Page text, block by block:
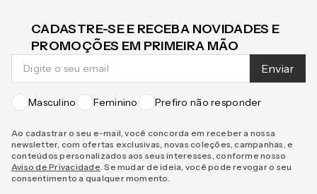
CADASTRE-SE E RECEBA NOVIDADES E
PROMOÇÕES EM PRIMEIRA MÃO
Enviar
Masculino Feminino Prefiro não responder
Ao cadastrar o seu e-mail, você concorda em receber a nossa
newsletter, com ofertas exclusivas, novas coleções, campanhas, e
conteúdos personalizados aos seus interesses, conforme nosso
Aviso de Privacidade . Se mudar de ideia, você pode revogar o seu
consentimento a qualquer momento.